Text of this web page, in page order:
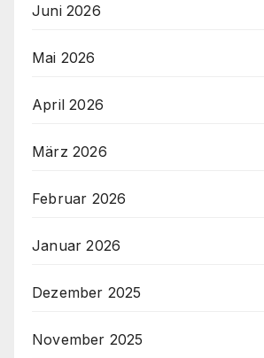
Juni 2026
Mai 2026
April 2026
März 2026
Februar 2026
Januar 2026
Dezember 2025
November 2025